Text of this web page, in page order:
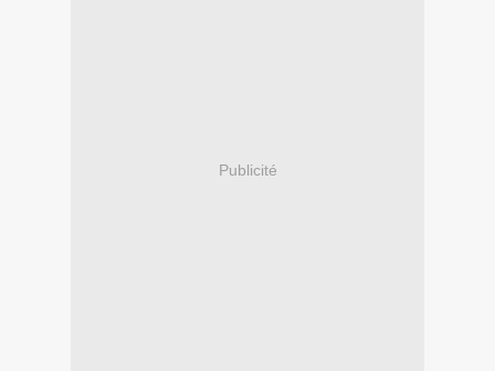
Publicité